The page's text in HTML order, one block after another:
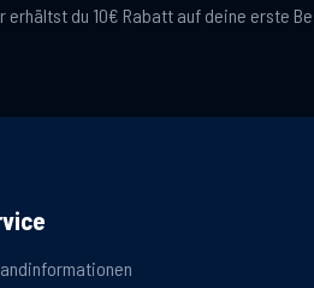
erhältst du 10€ Rabatt auf deine erste